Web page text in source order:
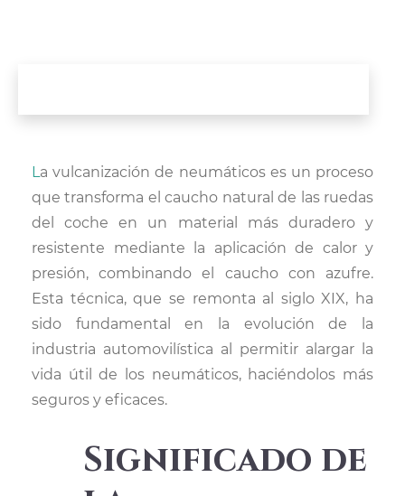
La vulcanización de neumáticos es un proceso
que transforma el caucho natural de las ruedas
del coche en un material más duradero y
resistente mediante la aplicación de calor y
presión, combinando el caucho con azufre.
Esta técnica, que se remonta al siglo XIX, ha
sido fundamental en la evolución de la
industria automovilística al permitir alargar la
vida útil de los neumáticos, haciéndolos más
seguros y eficaces.
Significado de